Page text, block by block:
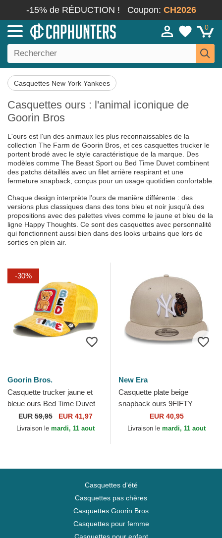
-15% de RÉDUCTION ! Coupon: CH2026
0
Casquettes New York Yankees
Casquettes ours : l'animal iconique de
Goorin Bros
L'ours est l'un des animaux les plus reconnaissables de la
collection The Farm de Goorin Bros, et ces casquettes trucker le
portent brodé avec le style caractéristique de la marque. Des
modèles comme The Beast Sport ou Bed Time Duvet combinent
des patchs détaillés avec un filet arrière respirant et une
fermeture snapback, conçus pour un usage quotidien confortable.
Chaque design interprète l'ours de manière différente : des
versions plus classiques dans des tons bleu et noir jusqu'à des
propositions avec des palettes vives comme le jaune et bleu de la
ligne Happy Thoughts. Ce sont des casquettes avec personnalité
qui fonctionnent aussi bien dans des looks urbains que lors de
sorties en plein air.
-30%
Goorin Bros.
Casquette trucker jaune et
bleue ours Bed Time Duvet
All Det Happy Thoughts The
Farm Goorin Bros.
EUR59,95 EUR 41,97
Livraison le mardi, 11 aout
New Era
Casquette plate beige
snapback ours 9FIFTY
Outdoor Icon New York
Yankees MLB New Era
EUR 40,95
Livraison le mardi, 11 aout
Casquettes d'été
Casquettes pas chères
Casquettes Goorin Bros
Casquettes pour femme